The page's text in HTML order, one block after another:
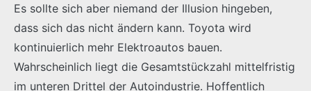
Es sollte sich aber niemand der Illusion hingeben,
dass sich das nicht ändern kann. Toyota wird
kontinuierlich mehr Elektroautos bauen.
Wahrscheinlich liegt die Gesamtstückzahl mittelfristig
im unteren Drittel der Autoindustrie. Hoffentlich